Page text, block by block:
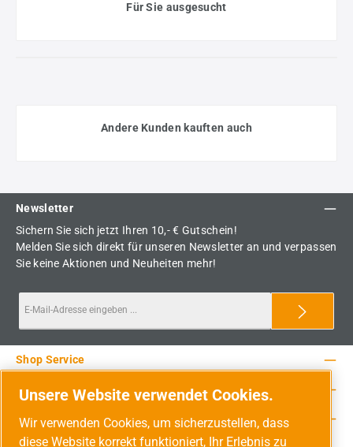
Für Sie ausgesucht
Andere Kunden kauften auch
Newsletter
Sichern Sie sich jetzt Ihren 10,- € Gutschein!
Melden Sie sich direkt für unseren Newsletter an und verpassen
Sie keine Aktionen und Neuheiten mehr!
Service-Hotline
Shop Service
Rechtliche Hinweise
Unsere Website verwendet Cookies.
Wir verwenden Cookies, um sicherzustellen, dass
diese Website korrekt funktioniert, Ihr Erlebnis zu